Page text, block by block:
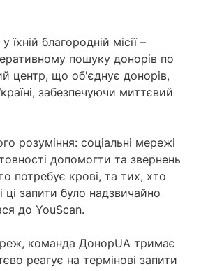
благородній місії –
пошуку донорів по
центр, що об'єднує донорів,
забезпечуючи миттєвий
розуміння: соціальні мережі
допомогти та звернень
потребує крові, та тих, хто
ці запити було надзвичайно
до YouScan.
команда ДонорUA тримає
реагує на термінові запити